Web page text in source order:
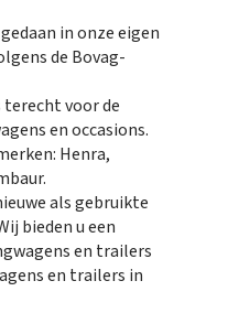
in onze eigen
de Bovag-
terecht voor de
en occasions.
Henra,
als gebruikte
bieden u een
en trailers
en trailers in